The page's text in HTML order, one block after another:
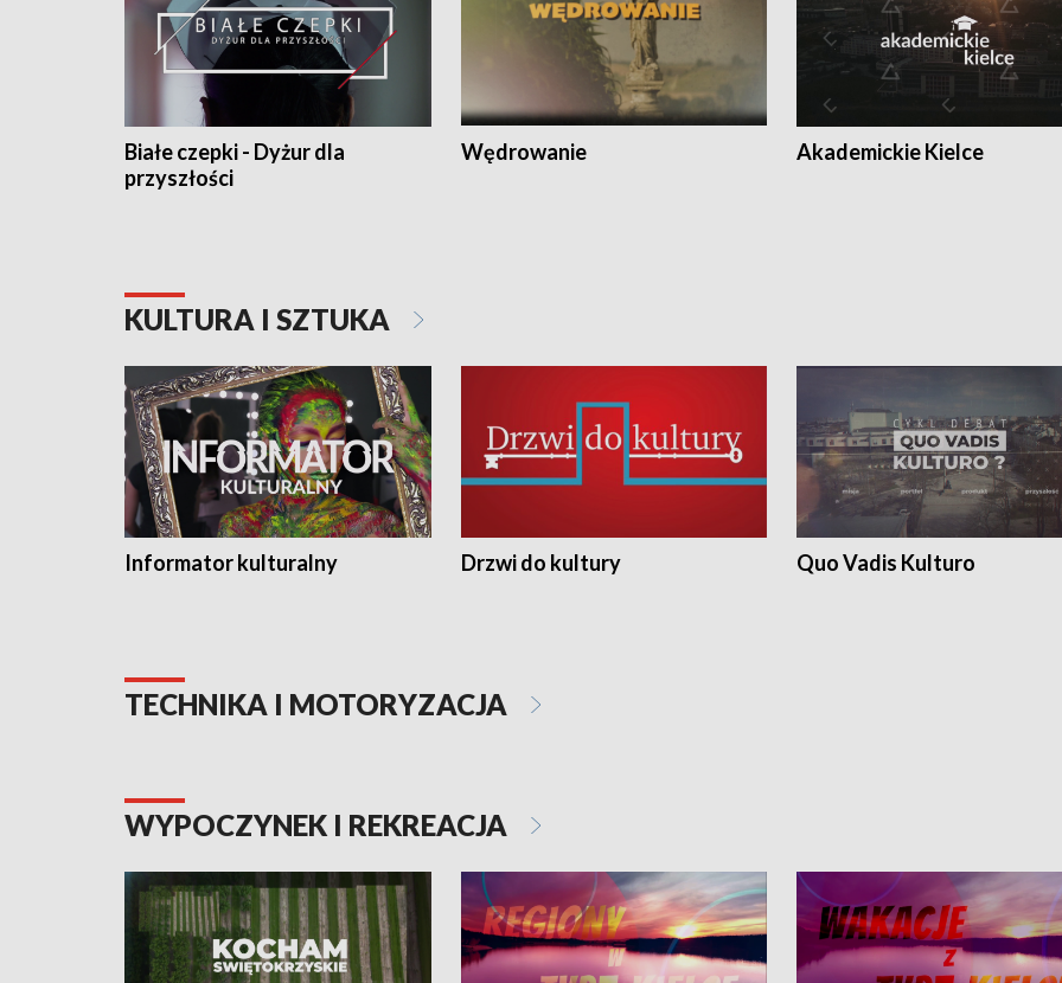
Białe czepki - Dyżur dla
przyszłości
Wędrowanie Akademickie Kielce
KULTURA I SZTUKA
Informator kulturalny Drzwi do kultury Quo Vadis Kulturo
TECHNIKA I MOTORYZACJA
WYPOCZYNEK I REKREACJA